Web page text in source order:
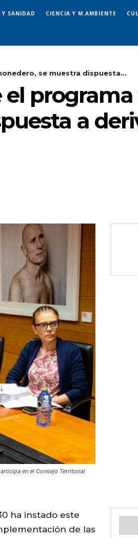
SANIDAD CIENCIA Y M.AMBIENTE
se muestra dispuesta...
a
en el Consejo Territorial
ha instado este
de las